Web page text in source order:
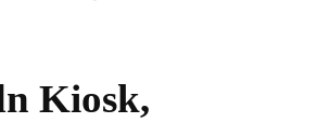
Kiosk,